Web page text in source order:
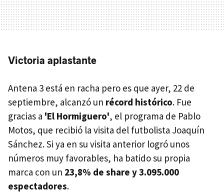
Victoria aplastante
Antena 3 está en racha pero es que ayer, 22 de
septiembre, alcanzó un récord histórico. Fue
gracias a 'El Hormiguero', el programa de Pablo
Motos, que recibió la visita del futbolista Joaquín
Sánchez. Si ya en su visita anterior logró unos
números muy favorables, ha batido su propia
marca con un 23,8% de share y 3.095.000
espectadores.